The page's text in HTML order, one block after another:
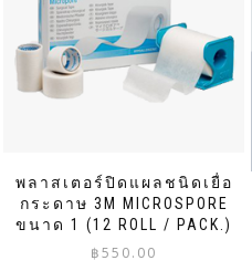
พลาสเตอร์ปิดแผลชนิดเยื่อ
กระดาษ 3M MICROSPORE
ขนาด 1 (12 ROLL / PACK.)
฿550.00